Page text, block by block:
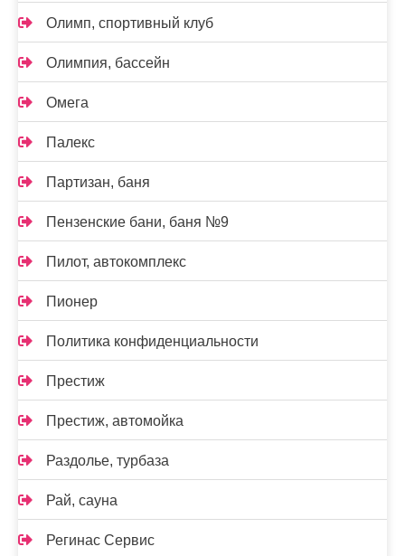
Олимп, спортивный клуб
Олимпия, бассейн
Омега
Палекс
Партизан, баня
Пензенские бани, баня №9
Пилот, автокомплекс
Пионер
Политика конфиденциальности
Престиж
Престиж, автомойка
Раздолье, турбаза
Рай, сауна
Регинас Сервис